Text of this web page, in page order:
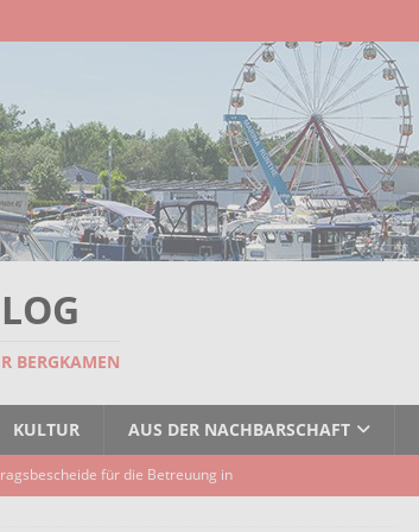
BERGKAMEN
KULTUR AUS DER NACHBARSCHAFT
für die Betreuung in